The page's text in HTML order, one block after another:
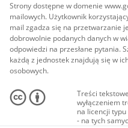
Strony dostępne w domenie
mailowych. Użytkownik
mail zgadza się na przetwarzanie
dobrowolnie podanych danych w
odpowiedzi na przesłane pytania.
każdą z jednostek znajdują się w
osobowych.
Treści
wyłączeniem
na licencji
- na tych